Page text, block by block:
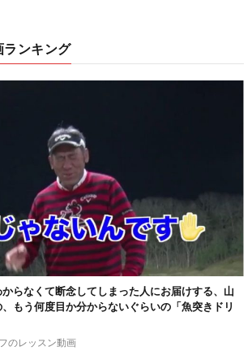
ランキング
からなくて断念してしまった人にお届けする、山
もう何度目か分からないぐらいの「魚突きドリ
のレッスン動画